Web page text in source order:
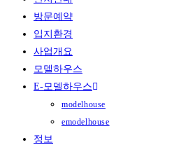
방문예약
입지환경
사업개요
모델하우스
E-모델하우스
modelhouse
emodelhouse
정보